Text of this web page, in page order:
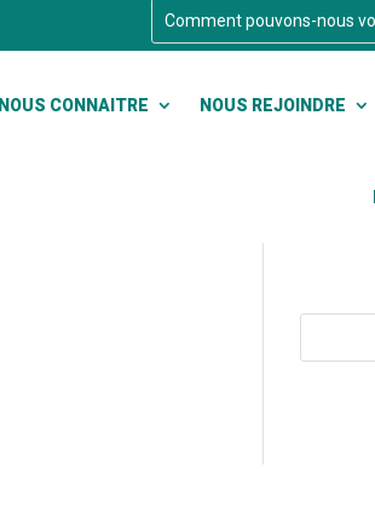
NOUS CONNAITRE NOUS REJOINDRE